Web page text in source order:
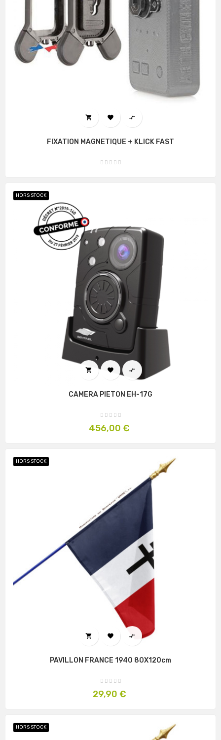
  
FIXATION MAGNETIQUE + KLICK FAST
HORS STOCK
  
CAMERA PIETON EH-17G
Prix
456,00 €
HORS STOCK
  
PAVILLON FRANCE 1940 80X120cm
Prix
29,90 €
HORS STOCK